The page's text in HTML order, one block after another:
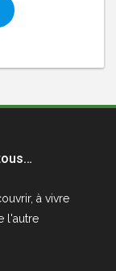
à vivre
l'autre